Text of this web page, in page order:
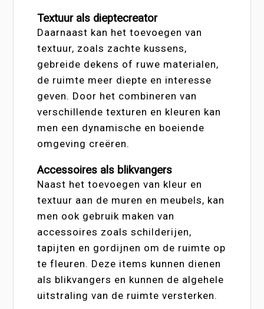
Textuur als dieptecreator
Daarnaast kan het toevoegen van
textuur, zoals zachte kussens,
gebreide dekens of ruwe materialen,
de ruimte meer diepte en interesse
geven. Door het combineren van
verschillende texturen en kleuren kan
men een dynamische en boeiende
omgeving creëren.
Accessoires als blikvangers
Naast het toevoegen van kleur en
textuur aan de muren en meubels, kan
men ook gebruik maken van
accessoires zoals schilderijen,
tapijten en gordijnen om de ruimte op
te fleuren. Deze items kunnen dienen
als blikvangers en kunnen de algehele
uitstraling van de ruimte versterken.